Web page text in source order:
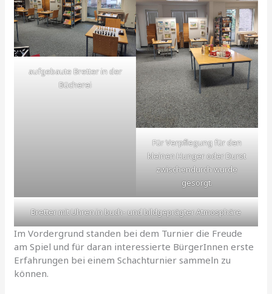
aufgebaute Bretter in der
Bücherei
Für Verpflegung für den
kleinen Hunger oder Durst
zwischendurch wurde
gesorgt.
Bretter mit Uhren in buch- und bildgeprägter Atmosphäre
Im Vordergrund standen bei dem Turnier die Freude
am Spiel und für daran interessierte BürgerInnen erste
Erfahrungen bei einem Schachturnier sammeln zu
können.